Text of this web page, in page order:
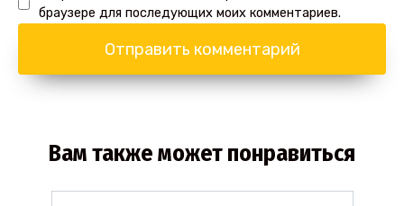
браузере для последующих моих комментариев.
Вам также может понравиться